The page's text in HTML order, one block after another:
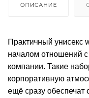
ОПИСАНИЕ
Практичный унисекс
началом отношений
компании. Такие
корпоративную
ещё сразу обеспечат